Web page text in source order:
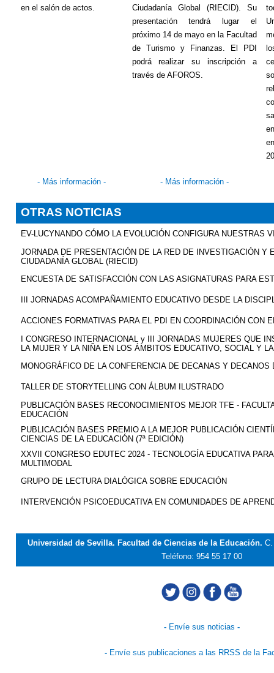
en el salón de actos.
Ciudadanía Global (RIECID). Su
presentación tendrá lugar el
próximo 14 de mayo en la Facultad
de Turismo y Finanzas. El PDI
podrá realizar su inscripción a
través de AFOROS.
- Más información - - Más información -
OTRAS NOTICIAS
EV-LUCYNANDO CÓMO LA EVOLUCIÓN CONFIGURA NUESTRAS
JORNADA DE PRESENTACIÓN DE LA RED DE INVESTIGACIÓN Y
CIUDADANÍA GLOBAL (RIECID)
ENCUESTA DE SATISFACCIÓN CON LAS ASIGNATURAS PARA
III JORNADAS ACOMPAÑAMIENTO EDUCATIVO DESDE LA
ACCIONES FORMATIVAS PARA EL PDI EN COORDINACIÓN CON
I CONGRESO INTERNACIONAL y III JORNADAS MUJERES QUE
LA MUJER Y LA NIÑA EN LOS ÁMBITOS EDUCATIVO, SOCIAL Y
MONOGRÁFICO DE LA CONFERENCIA DE DECANAS Y DECANOS
TALLER DE STORYTELLING CON ÁLBUM ILUSTRADO
PUBLICACIÓN BASES RECONOCIMIENTOS MEJOR TFE -
EDUCACIÓN
PUBLICACIÓN BASES PREMIO A LA MEJOR PUBLICACIÓN
CIENCIAS DE LA EDUCACIÓN (7ª EDICIÓN)
XXVII CONGRESO EDUTEC 2024 - TECNOLOGÍA EDUCATIVA
MULTIMODAL
GRUPO DE LECTURA DIALÓGICA SOBRE EDUCACIÓN
INTERVENCIÓN PSICOEDUCATIVA EN COMUNIDADES DE
Universidad de Sevilla. Facultad de Ciencias de la Educación.
Teléfono: 954 55 17 00
- Envíe sus noticias -
- Envíe sus publicaciones a las RRSS de la